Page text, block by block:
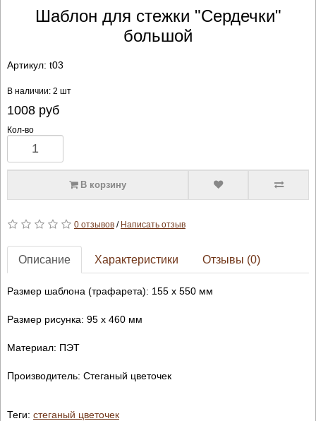
Шаблон для стежки "Сердечки"
большой
Артикул: t03
В наличии: 2 шт
1008руб
Кол-во
В корзину
0 отзывов/ Написать отзыв
Описание Характеристики Отзывы (0)
Размер шаблона (трафарета): 155 х 550 мм
Размер рисунка: 95 х 460 мм
Материал: ПЭТ
Производитель: Стеганый цветочек
Теги: стеганый цветочек